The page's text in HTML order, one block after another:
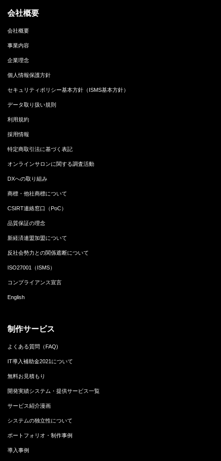
会社概要
会社概要
事業内容
企業理念
個人情報保護方針
セキュリティポリシー基本方針（ISMS基本方針）
データ取り扱い規則
利用規約
採用情報
特定商取引法に基づく表記
オンラインサロンに関する調査活動
DXへの取り組み
商標・他社商標について
CSIRT連絡窓口（PoC）
品質保証の理念
新経済連盟加盟について
反社会勢力との関係遮断について
ISO27001（ISMS）
コンプライアンス宣言
English
制作サービス
よくある質問（FAQ)
IT導入補助金2021について
無料お見積もり
開発実績システム・提供サービス一覧
サービス紹介漫画
システムの独立性について
ポートフォリオ・制作事例
導入事例